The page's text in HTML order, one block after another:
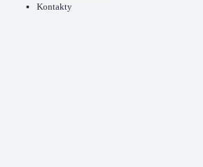
Kontakty